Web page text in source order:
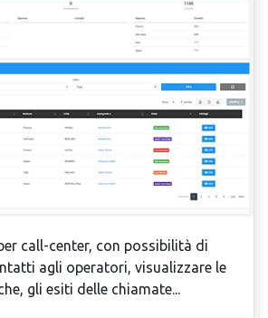
call-center, con possibilità di
agli operatori, visualizzare le
gli esiti delle chiamate...